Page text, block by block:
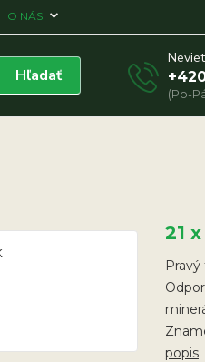
O NÁS
Hľadať
(Po-
21
popis